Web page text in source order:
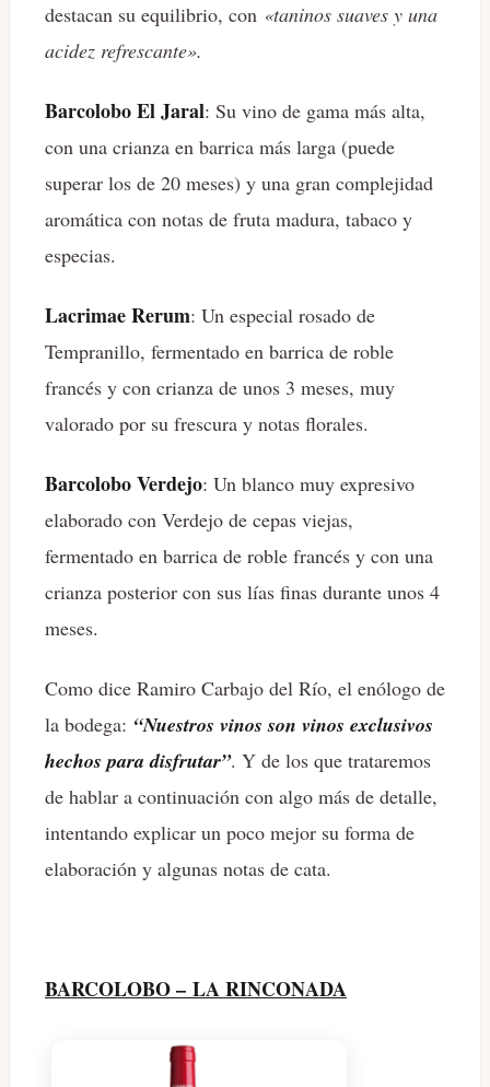
destacan su equilibrio, con «taninos suaves y una
acidez refrescante».
Barcolobo El Jaral: Su vino de gama más alta,
con una crianza en barrica más larga (puede
superar los de 20 meses) y una gran complejidad
aromática con notas de fruta madura, tabaco y
especias.
Lacrimae Rerum: Un especial rosado de
Tempranillo, fermentado en barrica de roble
francés y con crianza de unos 3 meses, muy
valorado por su frescura y notas florales.
Barcolobo Verdejo: Un blanco muy expresivo
elaborado con Verdejo de cepas viejas,
fermentado en barrica de roble francés y con una
crianza posterior con sus lías finas durante unos 4
meses.
Como dice Ramiro Carbajo del Río, el enólogo de
la bodega: “Nuestros vinos son vinos exclusivos
hechos para disfrutar”. Y de los que trataremos
de hablar a continuación con algo más de detalle,
intentando explicar un poco mejor su forma de
elaboración y algunas notas de cata.
BARCOLOBO – LA RINCONADA